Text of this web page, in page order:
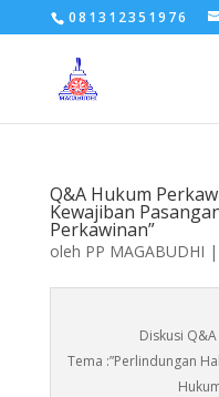
081312351976
Q&A Hukum
Kewajiban
Perkawinan”
oleh PP MAGABUDHI |
Diskusi
Tema :”Perlindungan